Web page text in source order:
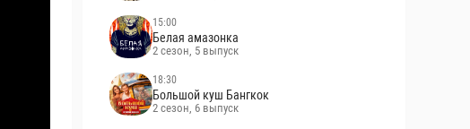
15:00
Белая амазонка
2 сезон, 5 выпуск
18:30
Большой куш Бангкок
2 сезон, 6 выпуск